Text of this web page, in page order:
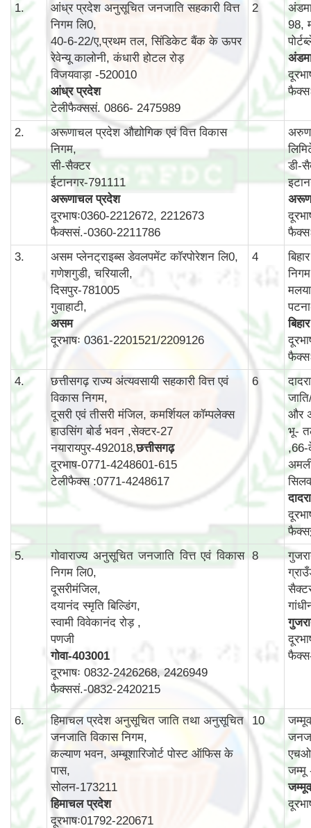
1.
आंध्र प्रदेश अनुसूचित जनजाति सहकारी वित्त
निगम लि0,
40-6-22/ए,प्रथम तल, सिंडिकेट बैंक के ऊपर
रेवेन्‍यू कालोनी, कंधारी होटल रोड़
विजयवाड़ा -520010
आंध्र प्रदेश
टेलीफैक्ससं. 0866- 2475989
2
98,
2.
अरूणाचल प्रदेश औद्योगिक एवं वित्त विकास
निगम,
सी-सैक्टर
ईटानगर-791111
अरूणाचल प्रदेश
दूरभाषः0360-2212672, 2212673
फैक्ससं.-0360-2211786
डी-
3.
असम प्लेनट्राइब्स डेवलपमेंट कॉरपोरेशन लि0,
गणेशगुडी, चरियाली,
दिसपुर-781005
गुवाहाटी,
असम
दूरभाषः 0361-2201521/2209126
4
बिहार
4.
छत्तीसगढ़ राज्य अंत्यवसायी सहकारी वित्त एवं
विकास निगम,
दूसरी एवं तीसरी मंजिल, कमर्शियल कॉम्‍पलेक्‍स
हाउसिंग बोर्ड भवन ,सेक्‍टर-27
नयारायपुर-492018,छत्तीसगढ़
दूरभाष-0771-4248601-615
टेलीफैक्स :0771-4248617
6
और
भू-
,66-
5.
गोवाराज्य अनुसूचित जनजाति वित्त एवं विकास
निगम लि0,
दूसरीमंजिल,
दयानंद स्मृति बिल्डिंग,
स्वामी विवेकानंद रोड़ ,
पणजी
गोवा-403001
दूरभाषः 0832-2426268, 2426949
फैक्ससं.-0832-2420215
8
6.
हिमाचल प्रदेश अनुसूचित जाति तथा अनुसूचित
जनजाति विकास निगम,
कल्याण भवन, अम्बूशारिजोर्ट पोस्ट ऑफिस के
पास,
सोलन-173211
हिमाचल प्रदेश
दूरभाषः01792-220671
10
एचओ
जम्मू